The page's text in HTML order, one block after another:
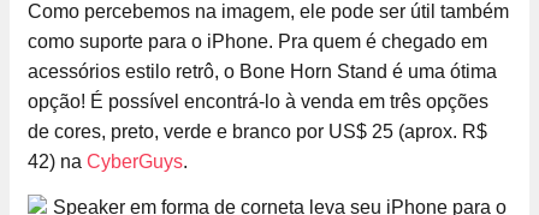
Como percebemos na imagem, ele pode ser útil também
como suporte para o iPhone. Pra quem é chegado em
acessórios estilo retrô, o Bone Horn Stand é uma ótima
opção! É possível encontrá-lo à venda em três opções
de cores, preto, verde e branco por US$ 25 (aprox. R$
42) na CyberGuys.